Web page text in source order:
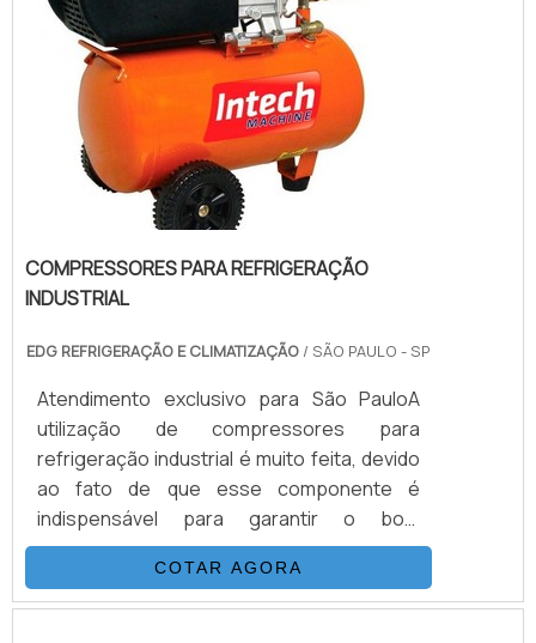
COMPRESSORES PARA REFRIGERAÇÃO
INDUSTRIAL
EDG REFRIGERAÇÃO E CLIMATIZAÇÃO / SÃO PAULO - SP
Atendimento exclusivo para São PauloA
utilização de compressores para
refrigeração industrial é muito feita, devido
ao fato de que esse componente é
indispensável para garantir o bom
funcionamento de todos os outros
elementos que compõem o sistema de
resfriamento.GARANTIA DE UM ALTO
COTAR AGORA